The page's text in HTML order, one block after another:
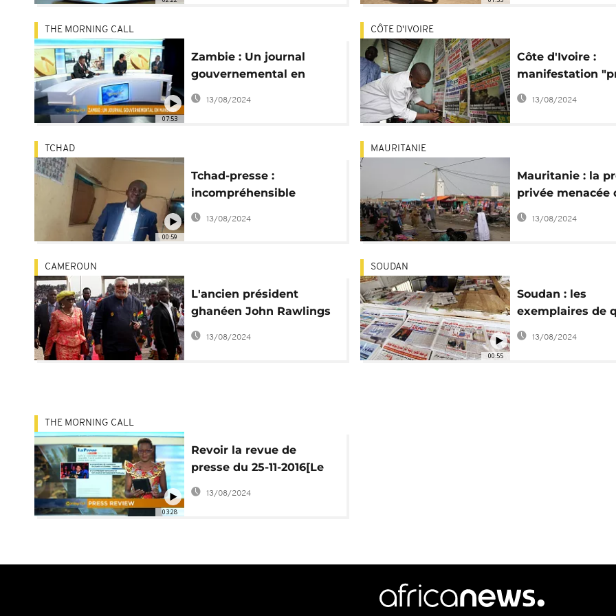
07:53
THE MORNING CALL
Zambie : Un journal
gouvernemental en
mandarin [The Morning
13/08/2024
CÔTE D'IVOIRE
Côte d'Ivoire :
manifestation
morte" lundi
13/08/2024
00:59
TCHAD
Tchad-presse :
incompréhensible
arrestation d'un
directeur de publication
13/08/2024
MAURITANIE
Mauritanie : la
privée menacée
disparition à
difficultés
13/08/2024
CAMEROUN
L'ancien président
ghanéen John Rawlings
dément avoir appelé à
13/08/2024
00:55
SOUDAN
Soudan : les
exemplaires de
journaux
13/08/2024
03:28
THE MORNING CALL
Revoir la revue de
presse du 25-11-2016[Le
Morning Call]
13/08/2024